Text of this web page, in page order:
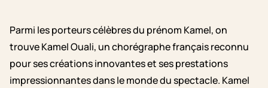
Parmi les porteurs célèbres du prénom Kamel, on
trouve Kamel Ouali, un chorégraphe français reconnu
pour ses créations innovantes et ses prestations
impressionnantes dans le monde du spectacle. Kamel